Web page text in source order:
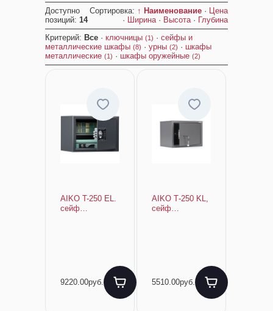
Доступно
позиций: 14
Сортировка: ↑ Наименование · Цена
· Ширина· Высота· Глубина
Критерий: Все · ключницы (1) · сейфы и
металлические шкафы (8) · урны (2) · шкафы
металлические (1) · шкафы оружейные (2)
AIKO T-250 EL.
cейф
9220.00руб.
AIKO Т-250 KL,
сейф
5510.00руб.